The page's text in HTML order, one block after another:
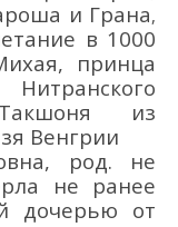
и Грана,
в 1000
я, принца
Нитранского
Такшоня из
Венгрии
род. не
не ранее
дочерью от